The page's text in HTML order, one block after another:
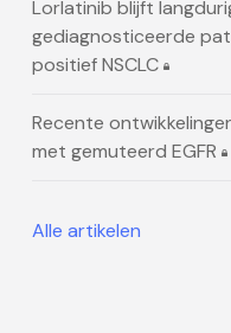
Lorlatinib blijft
gediagnosticeerde
positief NSCLC
Recente
met gemuteerd EGFR
Alle artikelen